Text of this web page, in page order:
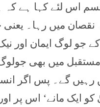
اس لئے کہا ہے کہ
میں رہا۔
جو لوگ ایمان اور
مستقبل میں بھی
گے۔ پس اگر
کو ایک مانے‘ اس پر